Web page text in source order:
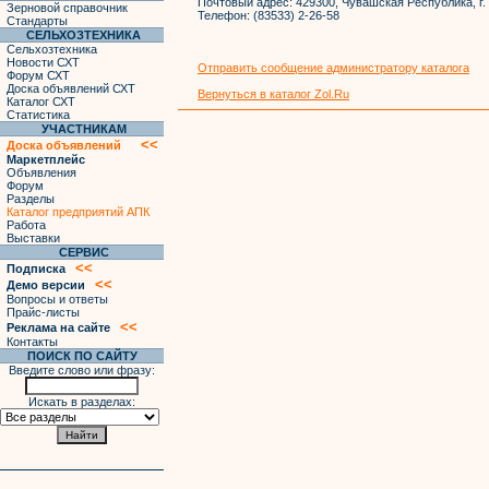
Зерновой справочник
Стандарты
СЕЛЬХОЗТЕХНИКА
Сельхозтехника
Новости СХТ
Форум СХТ
Доска объявлений СХТ
Каталог СХТ
Статистика
УЧАСТНИКАМ
Доска объявлений
<<
Маркетплейс
Объявления
Форум
Разделы
Каталог предприятий АПК
Работа
Выставки
СЕРВИС
Подписка
<<
Демо версии <<
Вопросы и ответы
Прайс-листы
Реклама на сайте
<<
Контакты
ПОИСК ПО САЙТУ
Введите слово или фразу:
Искать в разделах:
Телефон: (83533) 2-26-58
Отправить сообщение администратору каталога
Вернуться в каталог Zol.Ru